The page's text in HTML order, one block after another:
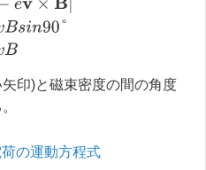
印)と磁束密度の間の角度
の運動方程式